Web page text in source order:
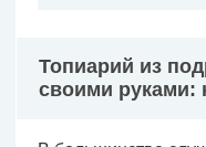
Топиарий из
своими руками: